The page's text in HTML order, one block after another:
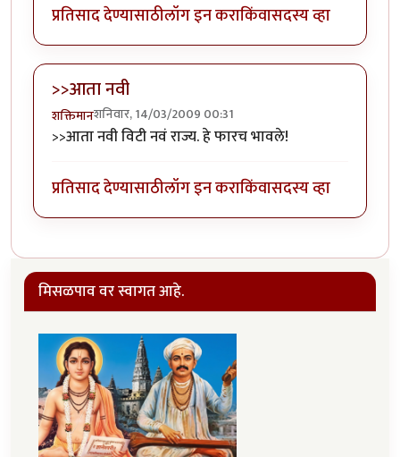
प्रतिसाद देण्यासाठीलॉग इन कराकिंवासदस्य व्हा
>>आता नवी
शक्तिमानशनिवार, 14/03/2009 00:31
>>आता नवी विटी नवं राज्य. हे फारच भावले!
प्रतिसाद देण्यासाठीलॉग इन कराकिंवासदस्य व्हा
मिसळपाव वर स्वागत आहे.